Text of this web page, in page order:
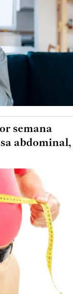
semana
abdominal,